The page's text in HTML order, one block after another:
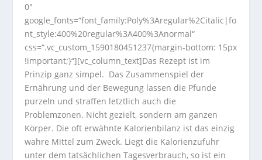
0″
google_fonts=“font_family:Poly%3Aregular%2Citalic|fo
nt_style:400%20regular%3A400%3Anormal“
css=“.vc_custom_1590180451237{margin-bottom: 15px
!important;}“][vc_column_text]Das Rezept ist im
Prinzip ganz simpel. Das Zusammenspiel der
Ernährung und der Bewegung lassen die Pfunde
purzeln und straffen letztlich auch die
Problemzonen. Nicht gezielt, sondern am ganzen
Körper. Die oft erwähnte Kalorienbilanz ist das einzig
wahre Mittel zum Zweck. Liegt die Kalorienzufuhr
unter dem tatsächlichen Tagesverbrauch, so ist ein